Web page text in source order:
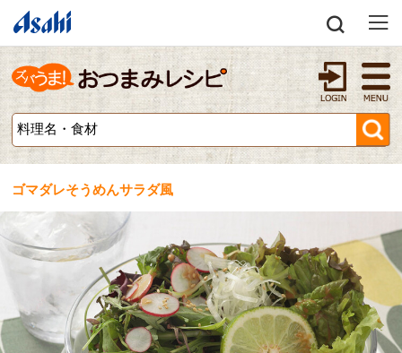
ゴマダレそうめんサラダ風